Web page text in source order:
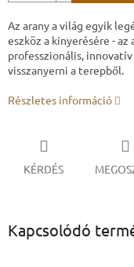
Az arany a világ egyik
eszköz a kinyerésére -
professzionális,
visszanyerni a terepből.
Részletes információ
KÉRDÉS
Kapcsolódó